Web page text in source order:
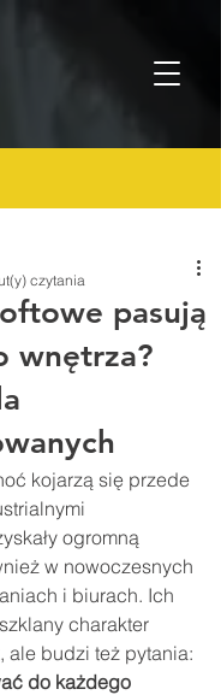
pasują
wnętrza?
czytania
kojarzą się przede
ogromną
w nowoczesnych
i biurach. Ich
charakter
ale budzi też pytania:
do każdego